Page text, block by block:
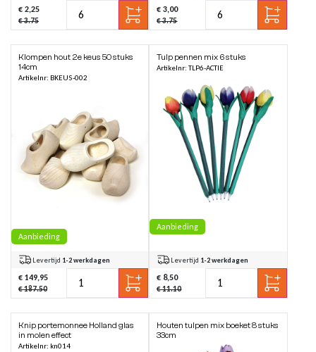
€ 2,25
€ 3.75
€ 3,00
€ 3.75
Klompen hout 2e keus 50 stuks
14cm
Artikelnr: BKEUS-002
Aanbieding
Levertijd 1-2 werkdagen
€ 149,95
€ 187.50
Tulp pennen mix 6 stuks
Artikelnr: TLP6-ACTIE
Aanbieding
Levertijd 1-2 werkdagen
€ 8,50
€ 11.10
Knip portemonnee Holland glas
in molen effect
Artikelnr: kn014
Houten tulpen mix boeket 8 stuks
33cm